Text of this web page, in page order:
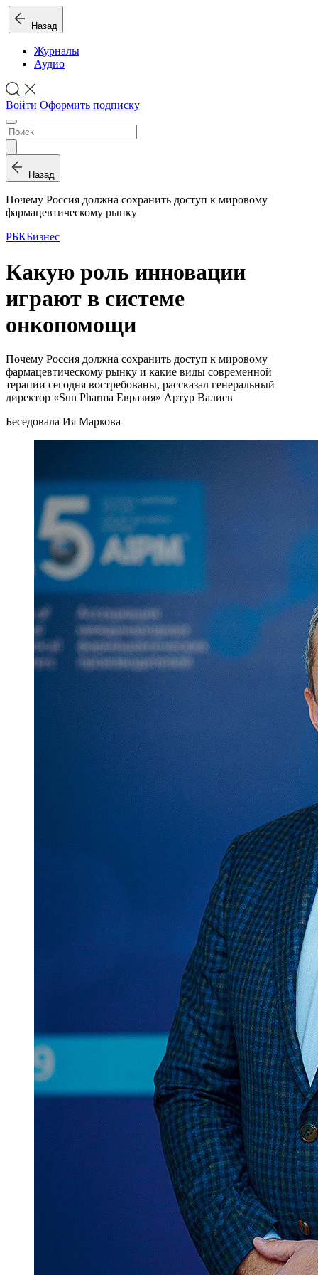
Назад
Журналы
Аудио
Войти Оформить подписку
Назад
Почему Россия должна сохранить доступ к мировому
фармацевтическому рынку
РБКБизнес
Какую роль инновации
играют в системе
онкопомощи
Почему Россия должна сохранить доступ к мировому
фармацевтическому рынку и какие виды современной
терапии сегодня востребованы, рассказал генеральный
директор «Sun Pharma Евразия» Артур Валиев
Беседовала Ия Маркова